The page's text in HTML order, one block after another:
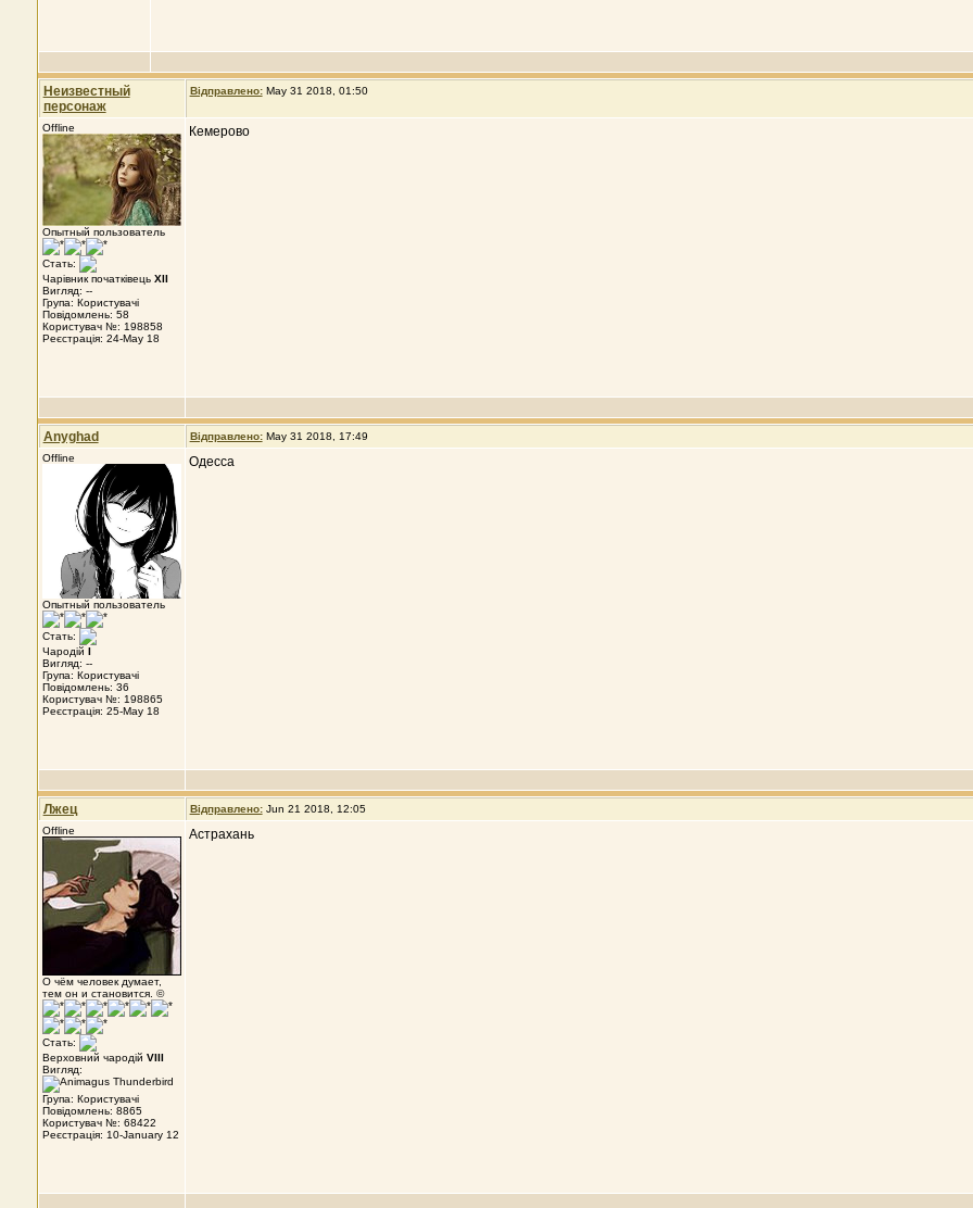
Неизвестный
персонаж
Відправлено: May 31 2018, 01:50
Offline
Опытный пользователь
Стать:
Чарівник початківець XII
Вигляд: --
Група: Користувачі
Повідомлень: 58
Користувач №: 198858
Реєстрація: 24-May 18
Кемерово
Anyghad Відправлено: May 31 2018, 17:49
Offline
Опытный пользователь
Стать:
Чародій I
Вигляд: --
Група: Користувачі
Повідомлень: 36
Користувач №: 198865
Реєстрація: 25-May 18
Одесса
Лжец Відправлено: Jun 21 2018, 12:05
Offline
О чём человек думает,
тем он и становится. ©
Стать:
Верховний чародій VIII
Вигляд:
Група: Користувачі
Повідомлень: 8865
Користувач №: 68422
Реєстрація: 10-January 12
Астрахань